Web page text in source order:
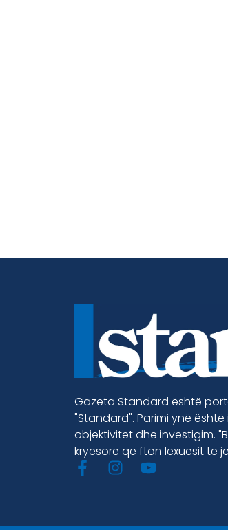
Gazeta Standard është
"Standard". Parimi ynë
objektivitet dhe investigim.
kryesore qe fton lexuesit te